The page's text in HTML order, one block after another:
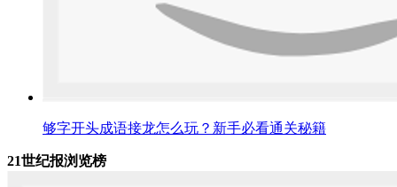
够字开头成语接龙怎么玩？新手必看通关秘籍
21世纪报浏览榜